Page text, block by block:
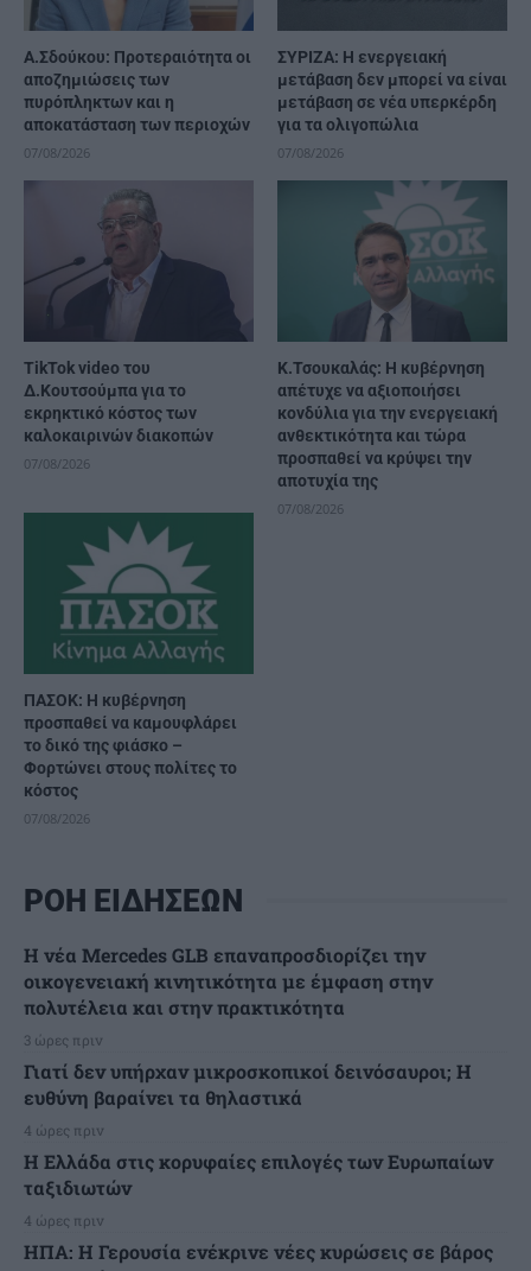
Α.Σδούκου: Προτεραιότητα οι
αποζημιώσεις των
πυρόπληκτων και η
αποκατάσταση των περιοχών
07/08/2026
ΣΥΡΙΖΑ: Η ενεργειακή
μετάβαση δεν μπορεί να είναι
μετάβαση σε νέα υπερκέρδη
για τα ολιγοπώλια
07/08/2026
TikTok video του
Δ.Κουτσούμπα για το
εκρηκτικό κόστος των
καλοκαιρινών διακοπών
07/08/2026
Κ.Τσουκαλάς: Η κυβέρνηση
απέτυχε να αξιοποιήσει
κονδύλια για την ενεργειακή
ανθεκτικότητα και τώρα
προσπαθεί να κρύψει την
αποτυχία της
07/08/2026
ΠΑΣΟΚ: Η κυβέρνηση
προσπαθεί να καμουφλάρει
το δικό της φιάσκο –
Φορτώνει στους πολίτες το
κόστος
07/08/2026
ΡΟΗ ΕΙΔΗΣΕΩΝ
Η νέα Mercedes GLB επαναπροσδιορίζει την
οικογενειακή κινητικότητα με έμφαση στην
πολυτέλεια και στην πρακτικότητα
3 ώρες πριν
Γιατί δεν υπήρχαν μικροσκοπικοί δεινόσαυροι; Η
ευθύνη βαραίνει τα θηλαστικά
4 ώρες πριν
Η Ελλάδα στις κορυφαίες επιλογές των Ευρωπαίων
ταξιδιωτών
4 ώρες πριν
ΗΠΑ: Η Γερουσία ενέκρινε νέες κυρώσεις σε βάρος